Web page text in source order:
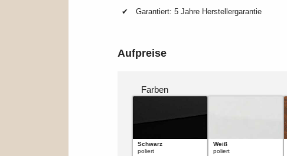
Garantiert: 5 Jahre Herstellergarantie
Aufpreise
Farben
Schwarz
poliert
Weiß
poliert